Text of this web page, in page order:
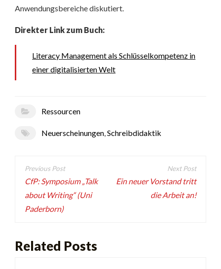
Anwendungsbereiche diskutiert.
Direkter Link zum Buch:
Literacy Management als Schlüsselkompetenz in
einer digitalisierten Welt
Ressourcen
Neuerscheinungen,Schreibdidaktik
Beitragsnavigation
CfP: Symposium „Talk
about Writing“ (Uni
Paderborn)
Ein neuer Vorstand tritt
die Arbeit an!
Related Posts